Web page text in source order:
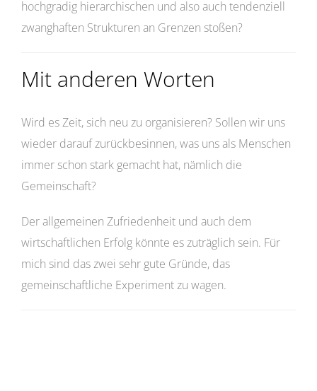
hochgradig hierarchischen und also auch tendenziell
zwanghaften Strukturen an Grenzen stoßen?
Mit anderen Worten
Wird es Zeit, sich neu zu organisieren? Sollen wir uns
wieder darauf zurückbesinnen, was uns als Menschen
immer schon stark gemacht hat, nämlich die
Gemeinschaft?
Der allgemeinen Zufriedenheit und auch dem
wirtschaftlichen Erfolg könnte es zuträglich sein. Für
mich sind das zwei sehr gute Gründe, das
gemeinschaftliche Experiment zu wagen.